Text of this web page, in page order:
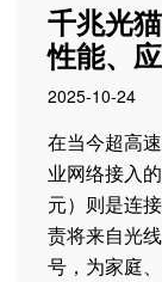
千兆光
性能、
2025-10-24
在当今超高
业网络接入
元）则是连
责将来自光
号，为家庭